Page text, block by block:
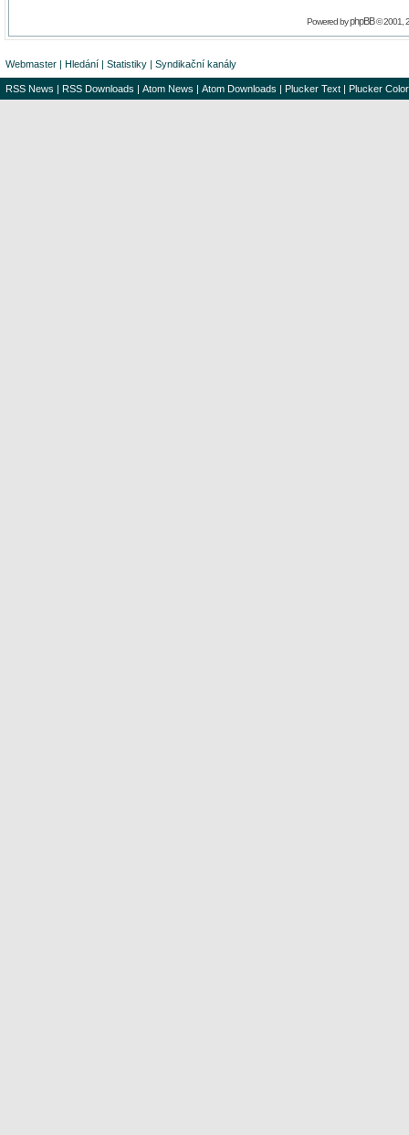
Powered byphpBB© 2001,
Webmaster | Hledání | Statistiky | Syndikační kanály
RSS News | RSS Downloads | Atom News | Atom Downloads | Plucker Text | Plucker Color